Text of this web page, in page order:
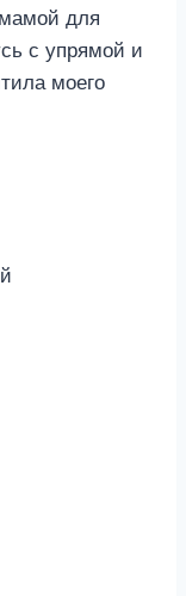
для
с упрямой и
моего